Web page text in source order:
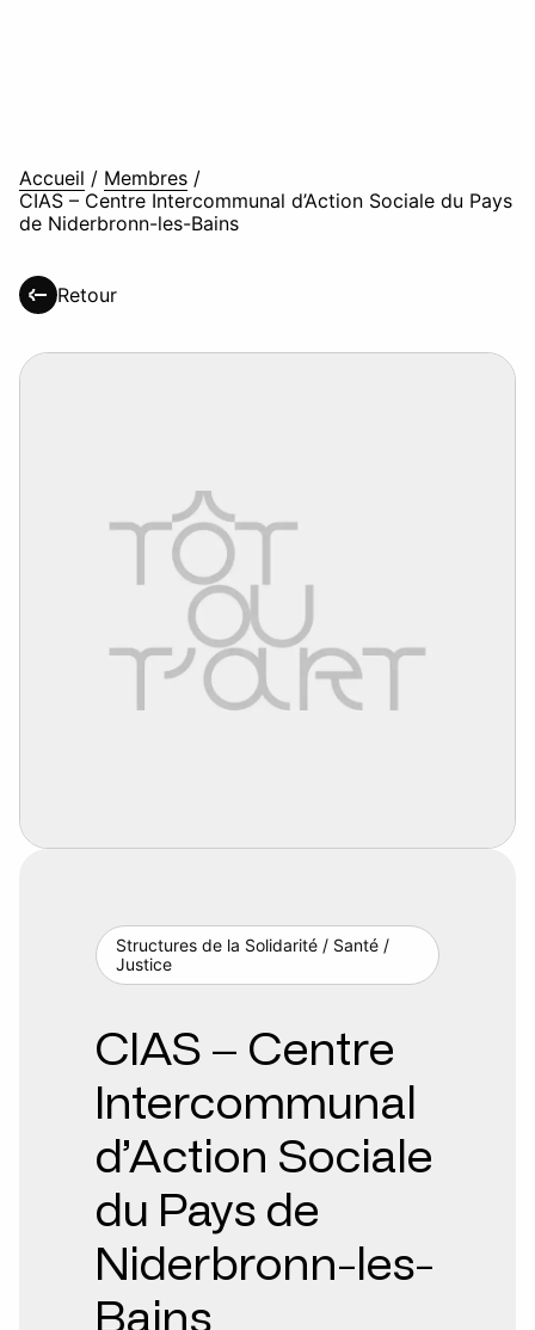
Accueil / Membres /
CIAS – Centre Intercommunal d’Action Sociale du Pays
de Niderbronn-les-Bains
Retour
Structures de la Solidarité / Santé /
Justice
CIAS – Centre
Intercommunal
d’Action Sociale
du Pays de
Niderbronn-les-
Bains